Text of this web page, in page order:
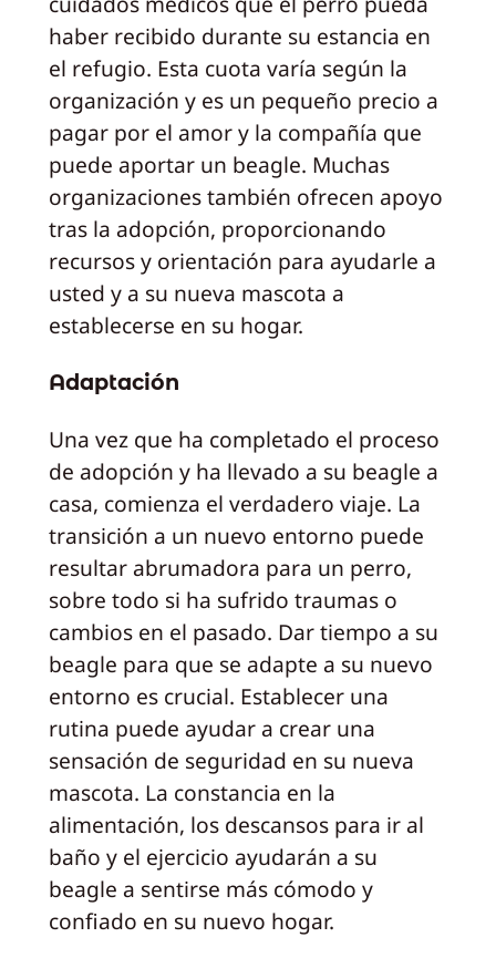
haber recibido durante su estancia en
el refugio. Esta cuota varía según la
organización y es un pequeño precio a
pagar por el amor y la compañía que
puede aportar un beagle. Muchas
organizaciones también ofrecen apoyo
tras la adopción, proporcionando
recursos y orientación para ayudarle a
usted y a su nueva mascota a
establecerse en su hogar.
Adaptación
Una vez que ha completado el proceso
de adopción y ha llevado a su beagle a
casa, comienza el verdadero viaje. La
transición a un nuevo entorno puede
resultar abrumadora para un perro,
sobre todo si ha sufrido traumas o
cambios en el pasado. Dar tiempo a su
beagle para que se adapte a su nuevo
entorno es crucial. Establecer una
rutina puede ayudar a crear una
sensación de seguridad en su nueva
mascota. La constancia en la
alimentación, los descansos para ir al
baño y el ejercicio ayudarán a su
beagle a sentirse más cómodo y
confiado en su nuevo hogar.